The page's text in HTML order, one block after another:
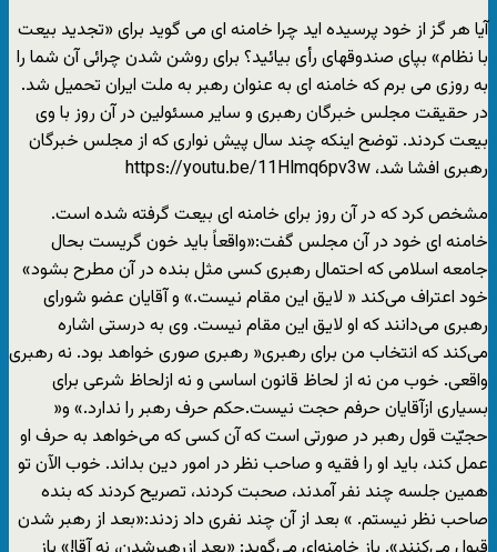
آیا هر گز از خود پرسیده اید چرا خامنه ای می گوید برای «تجدید بیعت
با نظام» بپای صندوقهای رأی بیائید؟ برای روشن شدن چرائی آن شما را
به روزی می برم که خامنه ای به عنوان رهبر به ملت ایران تحمیل شد.
در حقیقت مجلس خبرگان رهبری و سایر مسئولین در آن روز با وی
بیعت کردند. توضح اینکه چند سال پیش نواری که از مجلس خبرگان
رهبری افشا شد، https://youtu.be/11Hlmq6pv3w
مشخص کرد که در آن روز برای خامنه ای بیعت گرفته شده است.
خامنه ای خود در آن مجلس گفت:«واقعاً باید خون گریست بحال
جامعه اسلامی که احتمال رهبری کسی مثل بنده در آن مطرح بشود»
خود اعتراف می‌کند « لایق این مقام نیست.» و آقایان عضو شورای
رهبری می‌دانند که او لایق این مقام نیست. وی به درستی اشاره
می‌کند که انتخاب من برای رهبری« رهبری صوری خواهد بود. نه رهبری
واقعی. خوب من نه از لحاظ قانون اساسی و نه ازلحاظ شرعی برای
بسیاری ازآقایان حرفم حجت نیست.حکم حرف رهبر را ندارد.» و«
حجیّت قول رهبر در صورتی است که آن کسی که می‌خواهد به حرف او
عمل کند، باید او را فقیه و صاحب نظر در امور دین بداند. خوب الآن تو
همین جلسه چند نفر آمدند، صحبت کردند، تصریح کردند که بنده
صاحب نظر نیستم. » بعد از آن چند نفری داد زدند:«بعد از رهبر شدن